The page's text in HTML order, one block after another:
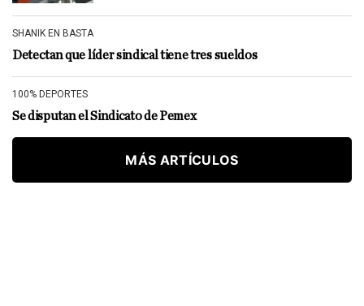
SHANIK EN BASTA
Detectan que líder sindical tiene tres sueldos
100% DEPORTES
Se disputan el Sindicato de Pemex
MÁS ARTÍCULOS